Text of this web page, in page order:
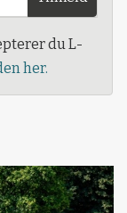
du L-
her.